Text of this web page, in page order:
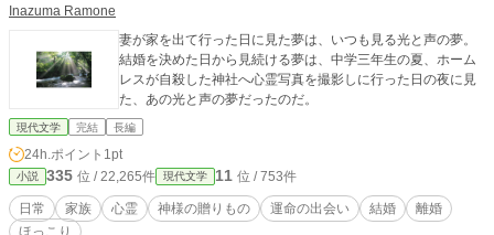
Inazuma Ramone
妻が家を出て行った日に見た夢は、いつも見る光と声の夢。
結婚を決めた日から見続ける夢は、中学三年生の夏、ホーム
レスが自殺した神社へ心霊写真を撮影しに行った日の夜に見
た、あの光と声の夢だったのだ。
現代文学 完結 長編
24h.ポイント 1pt
小説 335 位 / 22,265件 現代文学 11 位 / 753件
日常 家族 心霊 神様の贈りもの 運命の出会い 結婚
離婚
ほっこり